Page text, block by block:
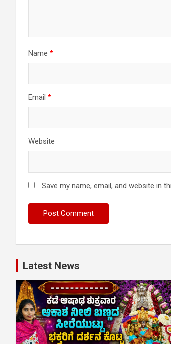
Name *
Email *
Website
Save my name, email, and website in
Latest News